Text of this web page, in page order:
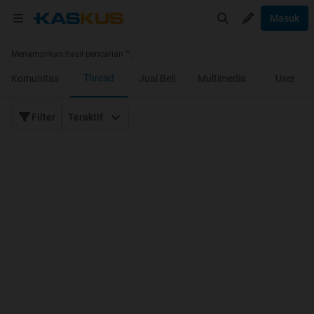
Masuk
Menampilkan hasil pencarian "
Komunitas Thread Jual Beli Multimedia User
Filter Teraktif